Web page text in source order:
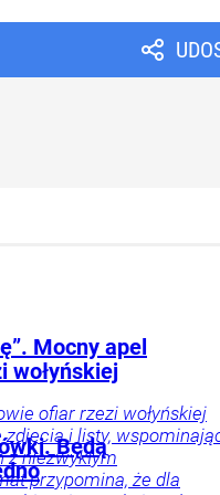
Mocny apel
wołyńskiej
ofiar rzezi wołyńskiej
i listy,
niezwykłym
przypomina, że dla
Będą